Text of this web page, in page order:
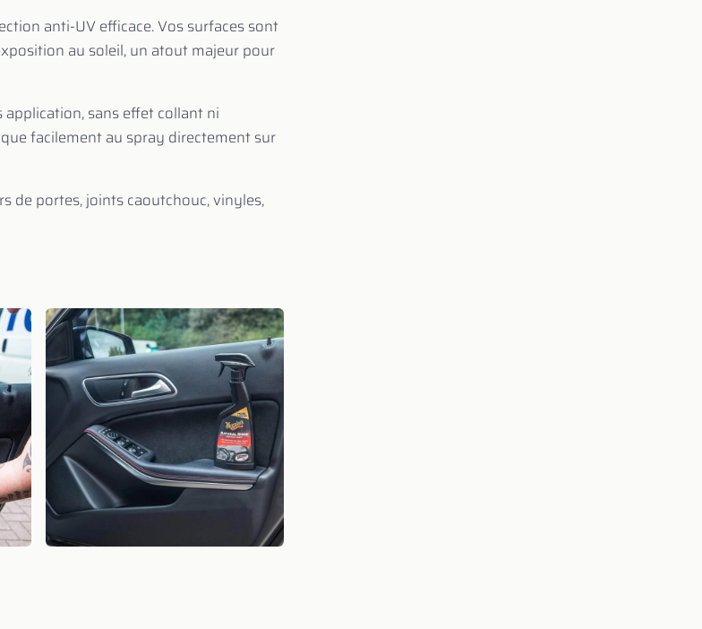
anti-UV efficace. Vos surfaces sont
au soleil, un atout majeur pour
sans effet collant ni
facilement au spray directement sur
de portes, joints caoutchouc, vinyles,